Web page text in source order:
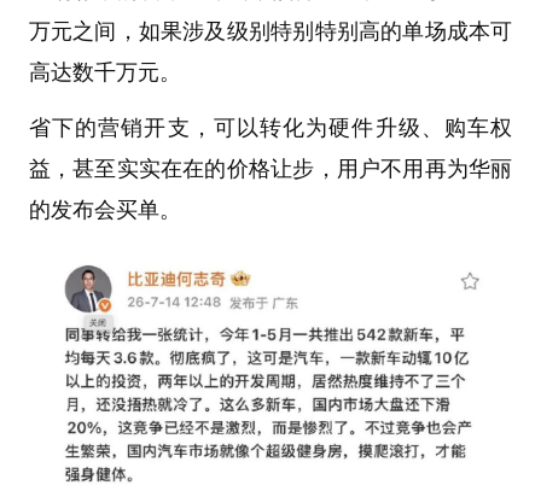
万元之间，如果涉及级别特别特别高的单场成本可
高达数千万元。
省下的营销开支，可以转化为硬件升级、购车权
益，甚至实实在在的价格让步，用户不用再为华丽
的发布会买单。